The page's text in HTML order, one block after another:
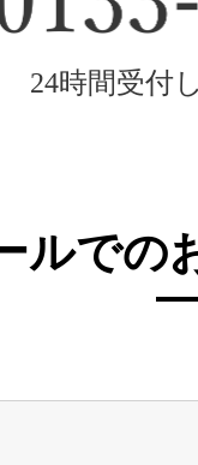
24時間受付
ルでの